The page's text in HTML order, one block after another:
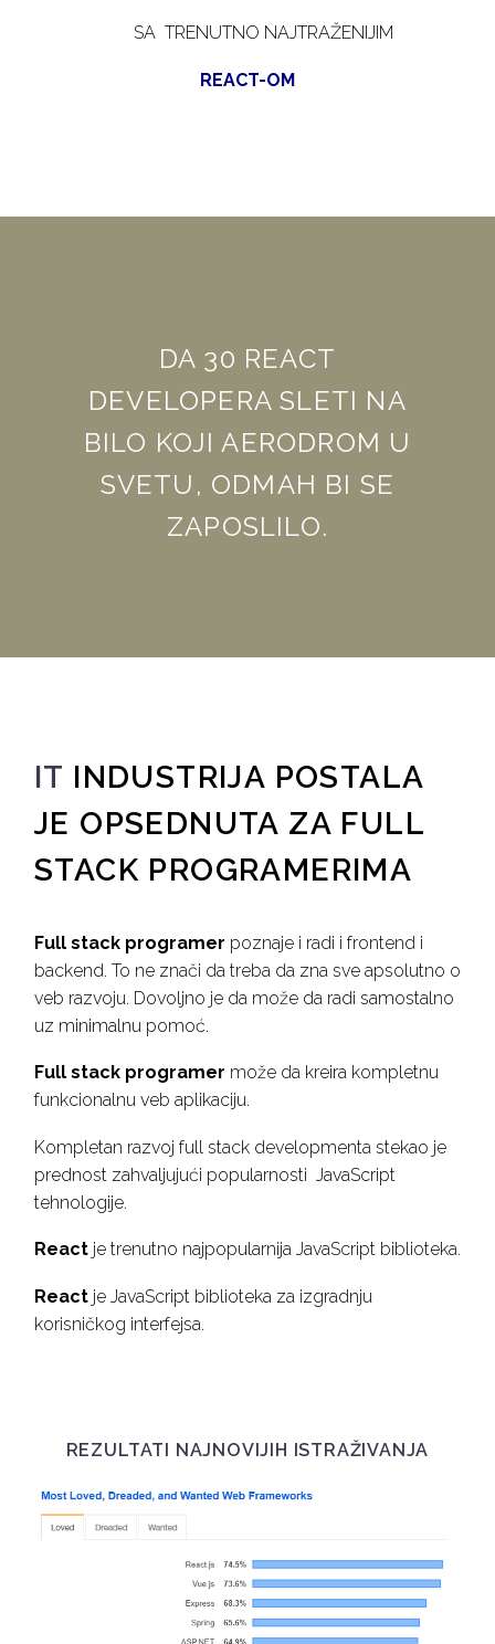
SA TRENUTNO NAJTRAŽENIJIM
REACT-OM
DA 30 REACT
DEVELOPERA SLETI NA
BILO KOJI AERODROM U
SVETU, ODMAH BI SE
ZAPOSLILO.
IT INDUSTRIJA POSTALA
JE OPSEDNUTA ZA FULL
STACK PROGRAMERIMA
Full stack programer poznaje i radi i frontend i
backend. To ne znači da treba da zna sve apsolutno o
veb razvoju. Dovoljno je da može da radi samostalno
uz minimalnu pomoć.
Full stack programer može da kreira kompletnu
funkcionalnu veb aplikaciju.
Kompletan razvoj full stack developmenta stekao je
prednost zahvaljujući popularnosti JavaScript
tehnologije.
React je trenutno najpopularnija JavaScript biblioteka.
React je JavaScript biblioteka za izgradnju
korisničkog interfejsa.
REZULTATI NAJNOVIJIH ISTRAŽIVANJA